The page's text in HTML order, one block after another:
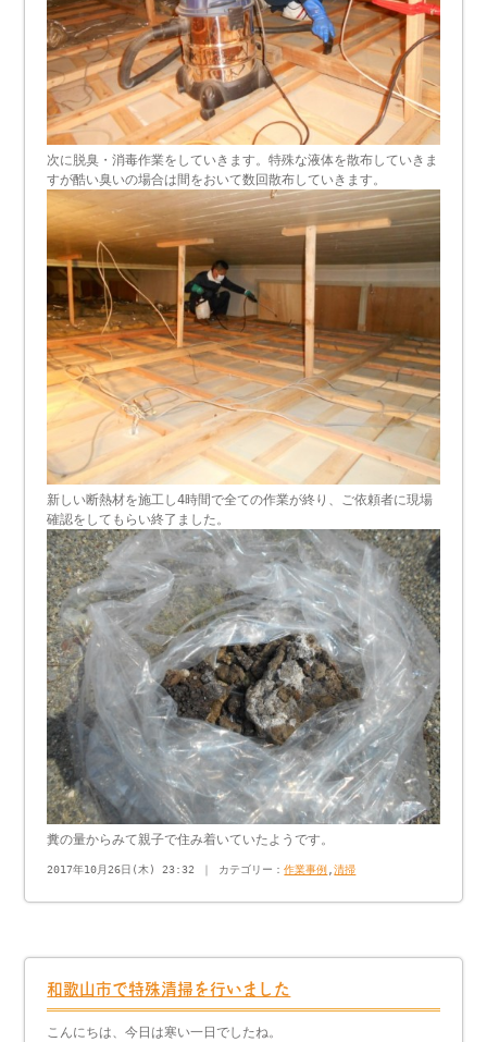
次に脱臭・消毒作業をしていきます。特殊な液体を散布していきま
すが酷い臭いの場合は間をおいて数回散布していきます。
新しい断熱材を施工し4時間で全ての作業が終り、ご依頼者に現場
確認をしてもらい終了ました。
糞の量からみて親子で住み着いていたようです。
2017年10月26日(木) 23:32 ｜ カテゴリー：作業事例 ,清掃
和歌山市で特殊清掃を行いました
こんにちは、今日は寒い一日でしたね。